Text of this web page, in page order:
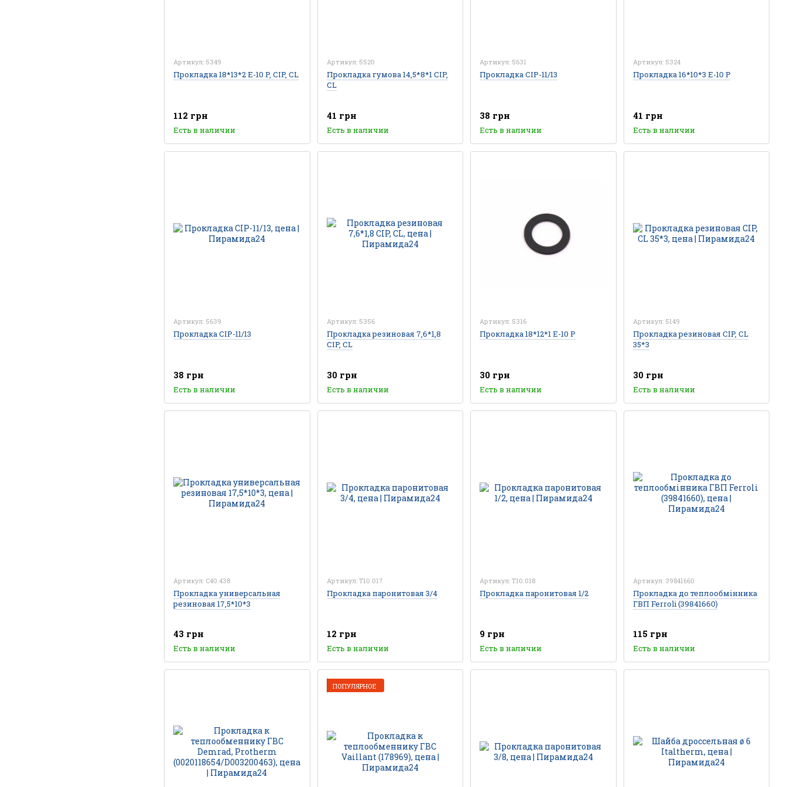
Артикул: 5349
Прокладка 18*13*2 E-10 P, CIP, CL
112 грн
Есть в наличии
Артикул: 5520
Прокладка гумова 14,5*8*1 CIP,
CL
41 грн
Есть в наличии
Артикул: 5631
Прокладка CIP-11/13
38 грн
Есть в наличии
Артикул: 5324
Прокладка 16*10*3 E-10 P
41 грн
Есть в наличии
Артикул: 5639
Прокладка CIP-11/13
38 грн
Есть в наличии
Артикул: 5356
Прокладка резиновая 7,6*1,8
CIP, CL
30 грн
Есть в наличии
Артикул: 5316
Прокладка 18*12*1 E-10 P
30 грн
Есть в наличии
Артикул: 5149
Прокладка резиновая CIP, CL
35*3
30 грн
Есть в наличии
Артикул: C40.438
Прокладка универсальная
резиновая 17,5*10*3
43 грн
Есть в наличии
Артикул: T10.017
Прокладка паронитовая 3/4
12 грн
Есть в наличии
Артикул: T10.018
Прокладка паронитовая 1/2
9 грн
Есть в наличии
Артикул: 39841660
Прокладка до теплообмінника
ГВП Ferroli (39841660)
115 грн
Есть в наличии
ПОПУЛЯРНОЕ